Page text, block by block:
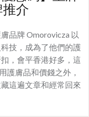
介
品牌 Omorovicza 以
技，成為了他們的護
，會平香港好多，這
護膚品和價錢之外，
這遍文章和經常回來